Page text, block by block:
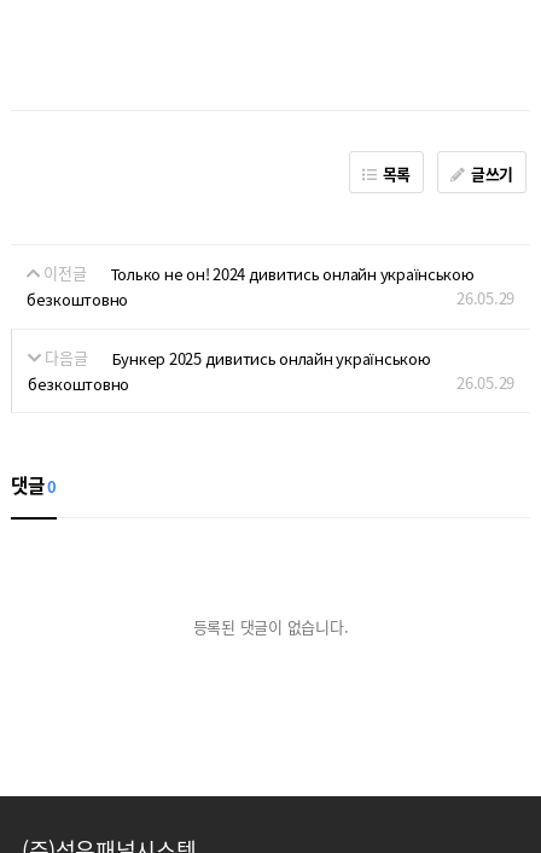
목록 글쓰기
이전글
Только не он! 2024 дивитись онлайн українською
безкоштовно
26.05.29
다음글
Бункер 2025 дивитись онлайн українською
безкоштовно
26.05.29
댓글0
등록된 댓글이 없습니다.